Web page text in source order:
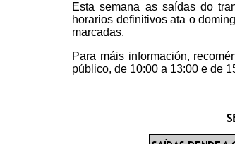
Esta semana as saídas do
horarios definitivos ata o
marcadas.
Para máis información,
público, de 10:00 a 13:00 e de